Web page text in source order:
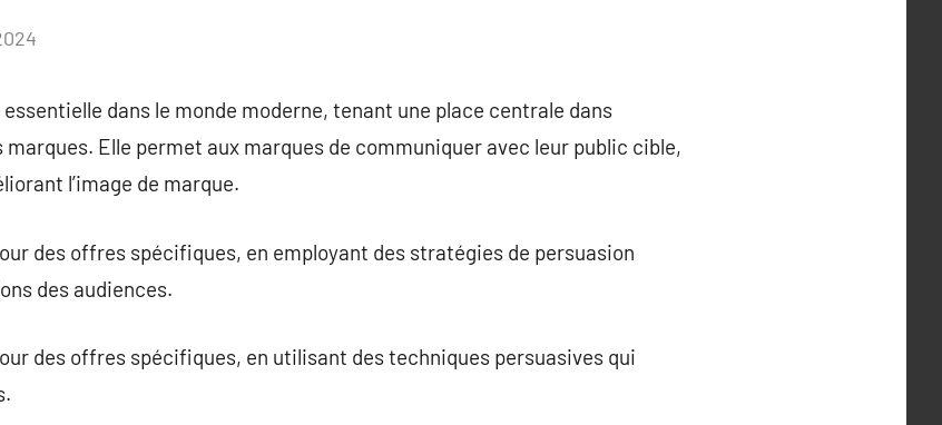
dans le monde moderne, tenant une place centrale dans
marques. Elle permet aux marques de communiquer avec leur public cible,
l’image de marque.
des offres spécifiques, en employant des stratégies de persuasion
des audiences.
des offres spécifiques, en utilisant des techniques persuasives qui